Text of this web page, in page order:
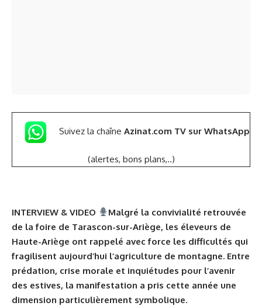
Suivez la chaîne Azinat.com TV sur WhatsApp
(alertes, bons plans,..)
INTERVIEW & VIDEO
Malgré la convivialité retrouvée
de la foire de Tarascon-sur-Ariège, les éleveurs de
Haute-Ariège ont rappelé avec force les difficultés qui
fragilisent aujourd’hui l’agriculture de montagne. Entre
prédation, crise morale et inquiétudes pour l’avenir
des estives, la manifestation a pris cette année une
dimension particulièrement symbolique.